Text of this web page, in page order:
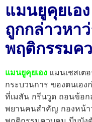
แมนยูคุยเอ
ถูกกล่าวหา
พฤติกรรมค
แมนยูคุยเอง แมนเชสเต
กระบวนการ ของตนเอ
ที่เมสัน กรีนวูด ถอนข้อก
พยานคนสำคัญ กองหน้า